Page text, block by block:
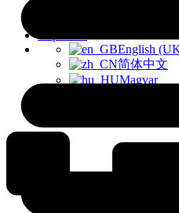
English
简体中文
Magyar